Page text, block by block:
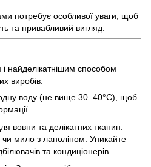
потребує особливої уваги, щоб
та привабливий вигляд.
найделікатнішим способом
виробів.
воду (не вище 30–40°C), щоб
вовни та делікатних тканин:
чи мило з ланоліном. Уникайте
та кондиціонерів.